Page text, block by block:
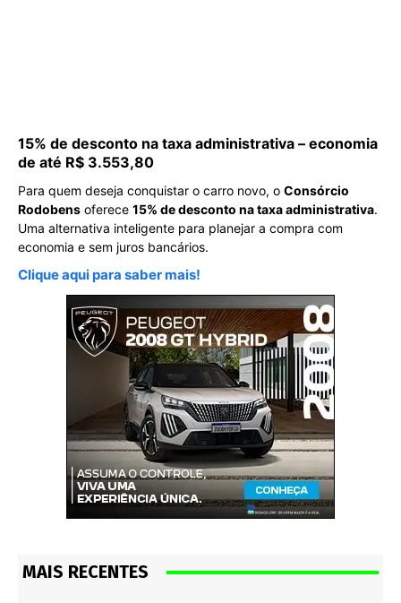
15% de desconto na taxa administrativa – economia
de até R$ 3.553,80
Para quem deseja conquistar o carro novo, o Consórcio
Rodobens oferece 15% de desconto na taxa administrativa.
Uma alternativa inteligente para planejar a compra com
economia e sem juros bancários.
Clique aqui para saber mais!
MAIS RECENTES